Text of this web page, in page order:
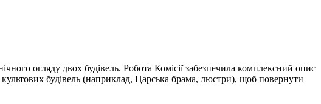
огляду двох будівель. Робота Комісії забезпечила комплексний опис
будівель (наприклад, Царська брама, люстри), щоб повернути